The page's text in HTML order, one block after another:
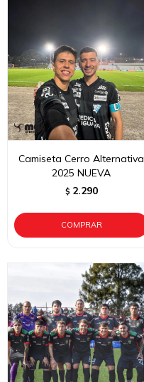
Camiseta Cerro Alternativa
2025 NUEVA
$ 2.290